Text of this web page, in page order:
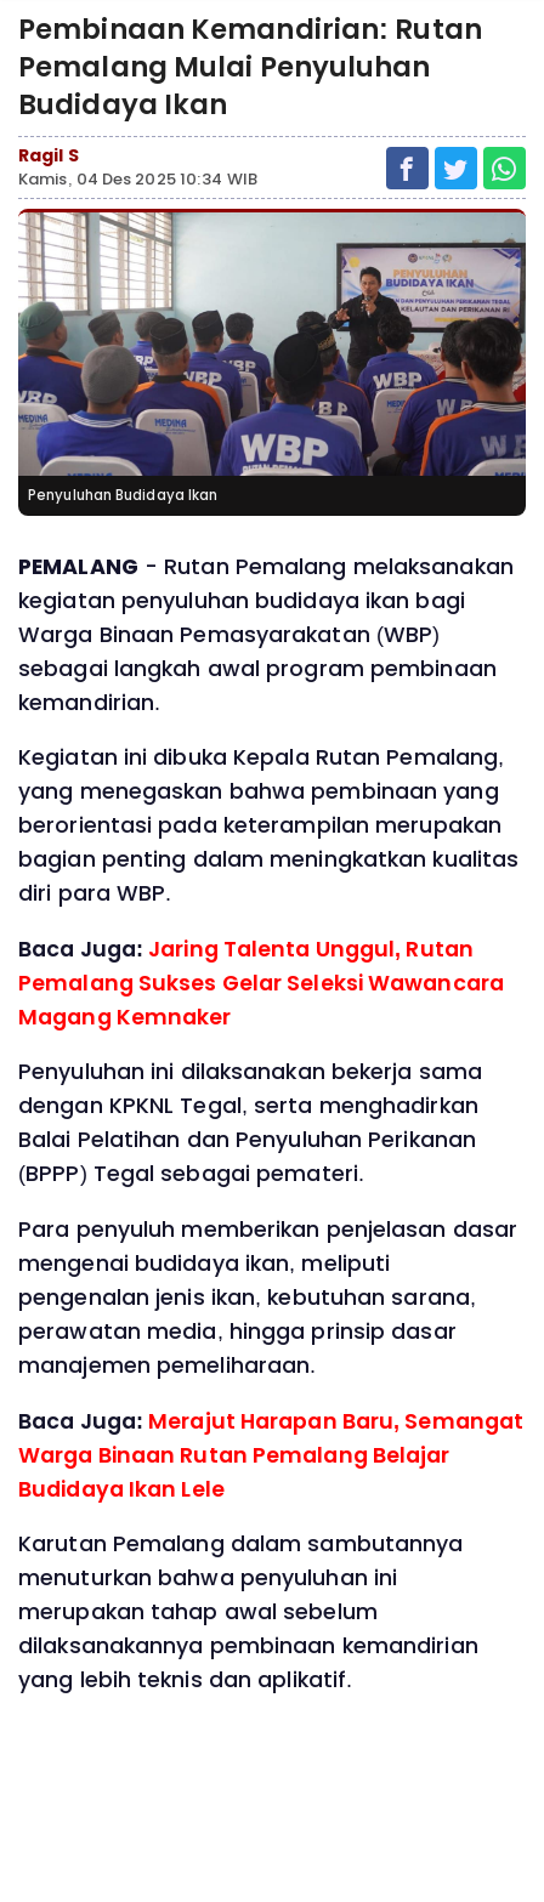
Pembinaan Kemandirian: Rutan
Pemalang Mulai Penyuluhan
Budidaya Ikan
Ragil S
Kamis, 04 Des 2025 10:34 WIB
Penyuluhan Budidaya Ikan
PEMALANG - Rutan Pemalang melaksanakan
kegiatan penyuluhan budidaya ikan bagi
Warga Binaan Pemasyarakatan (WBP)
sebagai langkah awal program pembinaan
kemandirian.
Kegiatan ini dibuka Kepala Rutan Pemalang,
yang menegaskan bahwa pembinaan yang
berorientasi pada keterampilan merupakan
bagian penting dalam meningkatkan kualitas
diri para WBP.
Baca Juga: Jaring Talenta Unggul, Rutan
Pemalang Sukses Gelar Seleksi Wawancara
Magang Kemnaker
Penyuluhan ini dilaksanakan bekerja sama
dengan KPKNL Tegal, serta menghadirkan
Balai Pelatihan dan Penyuluhan Perikanan
(BPPP) Tegal sebagai pemateri.
Para penyuluh memberikan penjelasan dasar
mengenai budidaya ikan, meliputi
pengenalan jenis ikan, kebutuhan sarana,
perawatan media, hingga prinsip dasar
manajemen pemeliharaan.
Baca Juga: Merajut Harapan Baru, Semangat
Warga Binaan Rutan Pemalang Belajar
Budidaya Ikan Lele
Karutan Pemalang dalam sambutannya
menuturkan bahwa penyuluhan ini
merupakan tahap awal sebelum
dilaksanakannya pembinaan kemandirian
yang lebih teknis dan aplikatif.